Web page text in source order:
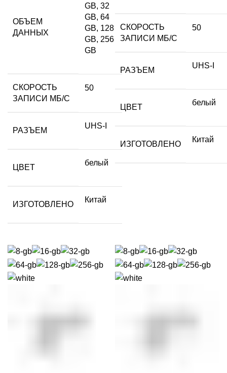
ОБЪЕМ
ДАННЫХ
GB, 32
GB, 64
GB, 128
GB, 256
GB
СКОРОСТЬ
ЗАПИСИ МБ/С
50
РАЗЪЕМ
UHS-I
ЦВЕТ
белый
ИЗГОТОВЛЕНО
Китай
СКОРОСТЬ
ЗАПИСИ МБ/С
50
РАЗЪЕМ
UHS-I
ЦВЕТ
белый
ИЗГОТОВЛЕНО
Китай